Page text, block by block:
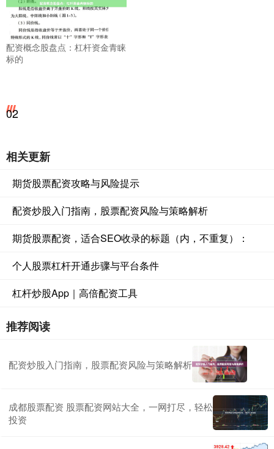
配资概念股盘点：杠杆资金青睐
标的
02
相关更新
期货股票配资攻略与风险提示
配资炒股入门指南，股票配资风险与策略解析
期货股票配资，适合SEO收录的标题（内，不重复）：
个人股票杠杆开通步骤与平台条件
杠杆炒股App｜高倍配资工具
推荐阅读
配资炒股入门指南，股票配资风险与策略解析
成都股票配资 股票配资网站大全，一网打尽，轻松
投资